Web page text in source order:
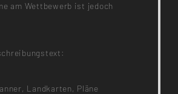
am Wettbewerb ist jedoch
Landkarten, Pläne